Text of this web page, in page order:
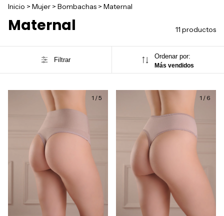
Inicio > Mujer > Bombachas > Maternal
Maternal 11 productos
Filtrar Ordenar por:
Más vendidos
1 /5 1 / 6